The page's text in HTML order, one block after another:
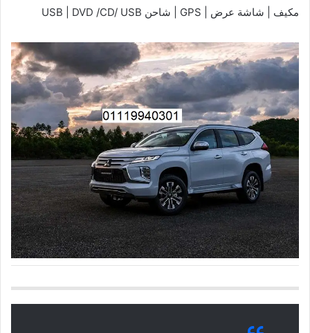
مكيف | شاشة عرض | GPS | شاحن USB | DVD /CD/ USB